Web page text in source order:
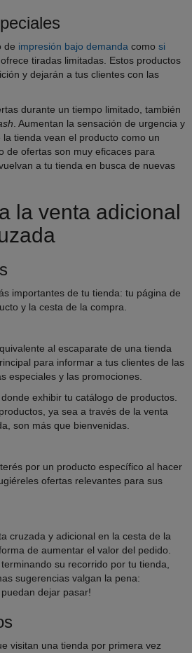
de impresión bajo demanda como si
, ofrece tiradas limitadas. Estos productos
y dejarán a tus clientes con las
durante un tiempo limitado, también
. Aumentan la sensación de urgencia y
tienda vean el producto como un
de ofertas son muy eficaces para
a tu tienda en busca de nuevas
la venta adicional
importantes de tu tienda: tu página de
y la cesta de la compra.
al escaparate de una tienda
para informar a tus clientes de las
especiales y las promociones.
exhibir tu catálogo de productos.
ya sea a través de la venta
son más que bienvenidas.
por un producto específico al hacer
ofertas relevantes para sus
cruzada y adicional en la cesta de la
de aumentar el valor del pedido.
su recorrido por tu tienda,
sugerencias valgan la pena:
dejar pasar!
visitan una tienda por primera vez